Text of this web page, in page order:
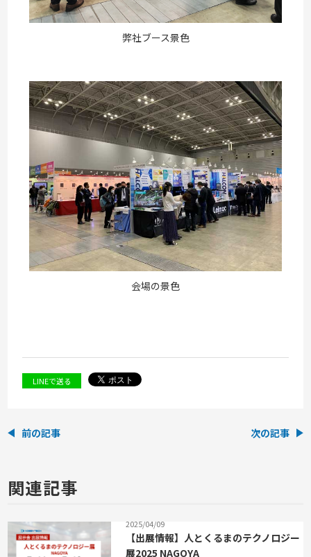
弊社ブース景色
会場の景色
LINEで送る
前の記事 次の記事
関連記事
2025/04/09
【出展情報】人とくるまのテクノロジー
展2025 NAGOYA